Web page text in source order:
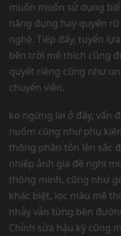
muốn muốn sử dụng
năng đụng hay quyến
nghệ. Tiếp đấy, tuyển
bên trời mê thích cũng
quyết riêng cũng như
chuyển viên.
ko ngừng lại ở đấy, vấn
nuốm cũng như phụ
thông phần tôn lên sắc
nhiếp ảnh gia đề nghị
thông minh, cũng như
khác biệt, lọc màu mê
nhảy vẫn từng bên
Chỉnh sửa hậu kỳ cũng